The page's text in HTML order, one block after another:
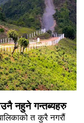
नहुने गन्तब्यहरु
त कुरै नगरौं